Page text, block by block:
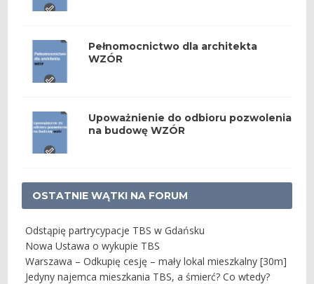
Pełnomocnictwo dla architekta
WZÓR
Upoważnienie do odbioru pozwolenia
na budowę WZÓR
OSTATNIE WĄTKI NA FORUM
Odstąpię partrycypacje TBS w Gdańsku
Nowa Ustawa o wykupie TBS
Warszawa – Odkupię cesję – mały lokal mieszkalny [30m]
Jedyny najemca mieszkania TBS, a śmierć? Co wtedy?